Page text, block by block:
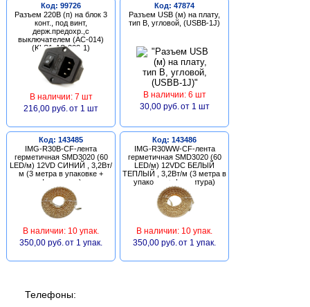
Код: 99726
Разъем 220В (п) на блок 3
конт., под винт,
держ.предохр.,с
выключателем (AC-014)
(KLS1-AS-303-1)
В наличии: 7 шт
216,00 руб. от 1 шт
Код: 47874
Разъем USB (м) на плату,
тип В, угловой, (USBB-1J)
В наличии: 6 шт
30,00 руб. от 1 шт
Код: 143485
IMG-R30B-CF-лента
герметичная SMD3020 (60
LED/м) 12VD СИНИЙ , 3,2Вт/
м (3 метра в упаковке +
фурнитура)
В наличии: 10 упак.
350,00 руб. от 1 упак.
Код: 143486
IMG-R30WW-CF-лента
герметичная SMD3020 (60
LED/м) 12VDC БЕЛЫЙ
ТЕПЛЫЙ , 3,2Вт/м (3 метра в
упаковке + фурнитура)
В наличии: 10 упак.
350,00 руб. от 1 упак.
Телефоны: